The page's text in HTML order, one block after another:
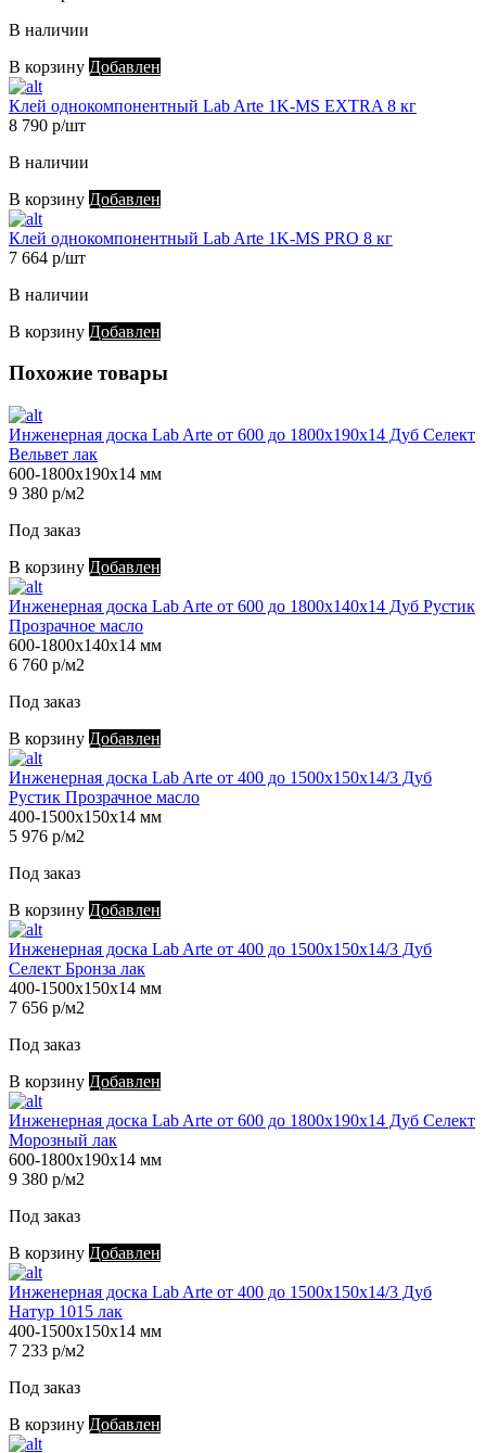
В наличии
В корзину Добавлен
Клей однокомпонентный Lab Arte 1K-MS EXTRA 8 кг
8 790 р/шт
В наличии
В корзину Добавлен
Клей однокомпонентный Lab Arte 1K-MS PRO 8 кг
7 664 р/шт
В наличии
В корзину Добавлен
Похожие товары
Инженерная доска Lab Arte от 600 до 1800х190х14 Дуб Селект
Вельвет лак
600-1800х190х14 мм
9 380 р/м2
Под заказ
В корзину Добавлен
Инженерная доска Lab Arte от 600 до 1800х140х14 Дуб Рустик
Прозрачное масло
600-1800х140х14 мм
6 760 р/м2
Под заказ
В корзину Добавлен
Инженерная доска Lab Arte от 400 до 1500х150х14/3 Дуб
Рустик Прозрачное масло
400-1500х150х14 мм
5 976 р/м2
Под заказ
В корзину Добавлен
Инженерная доска Lab Arte от 400 до 1500х150х14/3 Дуб
Селект Бронза лак
400-1500х150х14 мм
7 656 р/м2
Под заказ
В корзину Добавлен
Инженерная доска Lab Arte от 600 до 1800х190х14 Дуб Селект
Морозный лак
600-1800х190х14 мм
9 380 р/м2
Под заказ
В корзину Добавлен
Инженерная доска Lab Arte от 400 до 1500х150х14/3 Дуб
Натур 1015 лак
400-1500х150х14 мм
7 233 р/м2
Под заказ
В корзину Добавлен